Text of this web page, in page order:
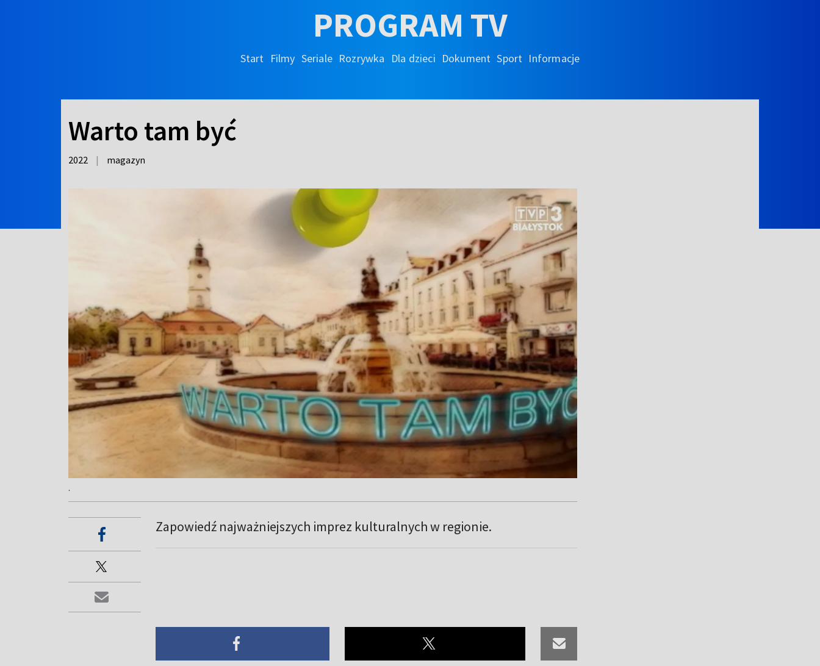
PROGRAM TV
Start Filmy Seriale Rozrywka Dla dzieci Dokument Sport Informacje
Warto tam być
2022 | magazyn
.
Zapowiedź najważniejszych imprez kulturalnych w regionie.